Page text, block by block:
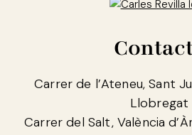
Carrer de l’Ateneu, Sant
Llobregat
Carrer del Salt, València